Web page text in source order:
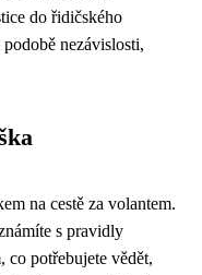
do řidičského
nezávislosti,
na cestě za volantem.
s pravidly
co potřebujete vědět,